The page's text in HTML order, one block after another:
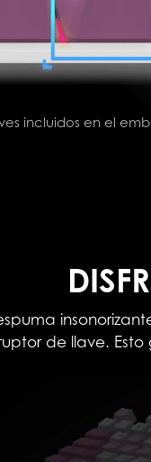
incluidos en el
de llave.